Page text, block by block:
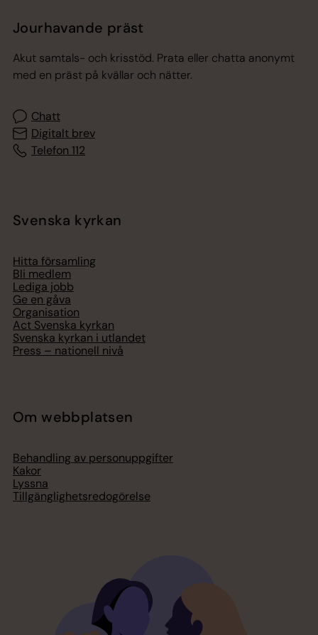
Jourhavande präst
Akut samtals- och krisstöd. Prata eller chatta anonymt
med en präst på kvällar och nätter.
Chatt
Digitalt brev
Telefon 112
Svenska kyrkan
Hitta församling
Bli medlem
Lediga jobb
Ge en gåva
Organisation
Act Svenska kyrkan
Svenska kyrkan i utlandet
Press – nationell nivå
Om webbplatsen
Behandling av personuppgifter
Kakor
Lyssna
Tillgänglighetsredogörelse